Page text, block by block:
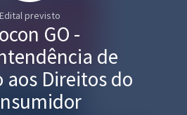
Edital previsto
GO -
de
aos Direitos do